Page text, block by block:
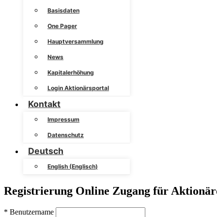
Basisdaten
One Pager
Hauptversammlung
News
Kapitalerhöhung
Login Aktionärsportal
Kontakt
Impressum
Datenschutz
Deutsch
English (Englisch)
Registrierung Online Zugang für
* Benutzername